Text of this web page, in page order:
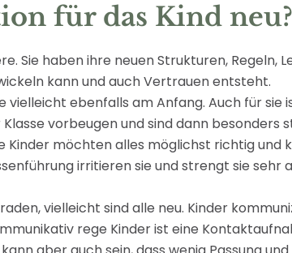
für das Kind neu?
Sie haben ihre neuen Strukturen, Regeln,
kann und auch Vertrauen entsteht.
ebenfalls am Anfang. Auch für sie
vorbeugen und sind dann besonders
möchten alles möglichst richtig und
irritieren sie und strengt sie sehr
vielleicht sind alle neu. Kinder
rege Kinder ist eine